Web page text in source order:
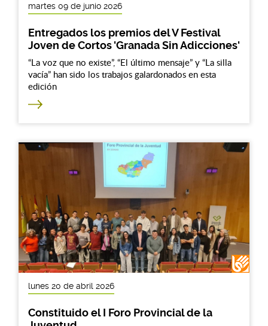
martes 09 de junio 2026
Entregados los premios del V Festival
Joven de Cortos 'Granada Sin Adicciones'
“La voz que no existe”, “El último mensaje” y “La silla
vacía” han sido los trabajos galardonados en esta
edición
lunes 20 de abril 2026
Constituido el I Foro Provincial de la